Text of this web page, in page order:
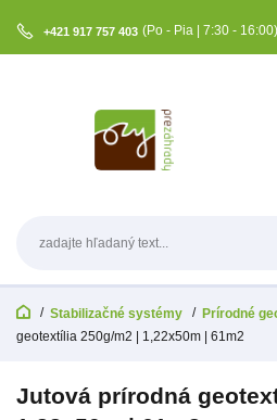
+421 917 757 403 (Po - Pia | 7:30 - 16:00)
Stabilizačné systémy Prírodné
geotextília 250g/m2 | 1,22x50m | 61m2
Jutová prírodná